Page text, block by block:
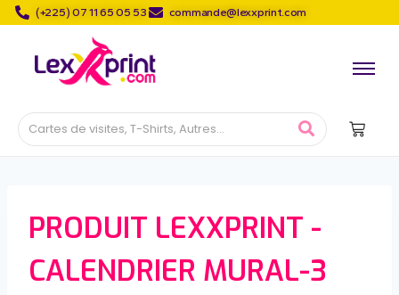
(+225) 07 11 65 05 53 commande@lexxprint.com
PRODUIT LEXXPRINT -
CALENDRIER MURAL-3